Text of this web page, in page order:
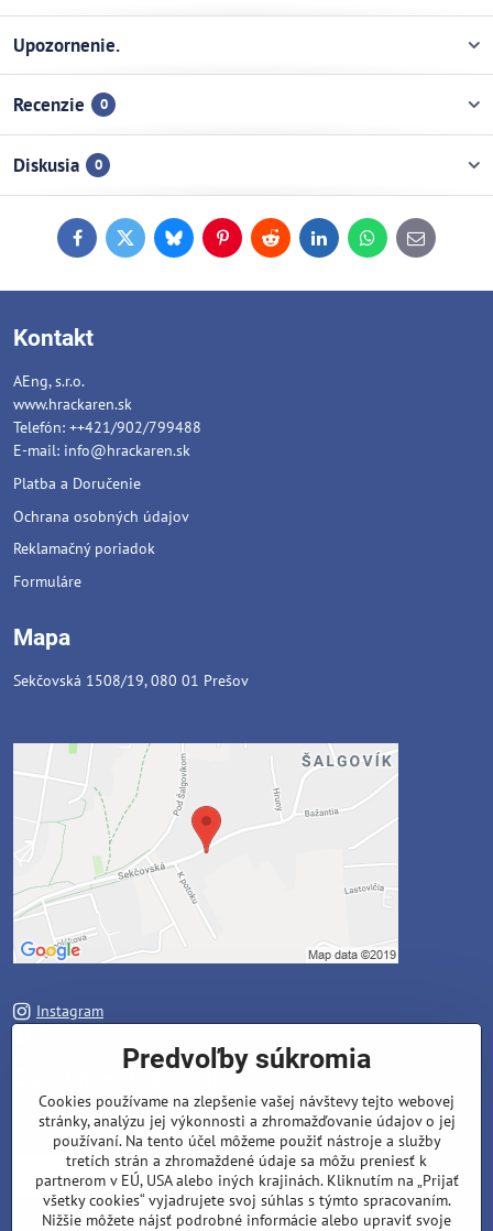
Upozornenie.
Recenzie 0
Diskusia 0
FacebookTwitterBlueskyPinterestReddit LinkedInWhatsApp
E-
mail
Kontakt
AEng, s.r.o.
www.hrackaren.sk
Telefón: ++421/902/799488
E-mail: info@hrackaren.sk
Platba a Doručenie
Ochrana osobných údajov
Reklamačný poriadok
Formuláre
Mapa
Sekčovská 1508/19, 080 01 Prešov
Instagram
Váš telefón*
Predvoľby súkromia
Cookies používame na zlepšenie vašej návštevy tejto webovej
stránky, analýzu jej výkonnosti a zhromažďovanie údajov o jej
používaní. Na tento účel môžeme použiť nástroje a služby
tretích strán a zhromaždené údaje sa môžu preniesť k
partnerom v EÚ, USA alebo iných krajinách. Kliknutím na „Prijať
všetky cookies“ vyjadrujete svoj súhlas s týmto spracovaním.
Nižšie môžete nájsť podrobné informácie alebo upraviť svoje